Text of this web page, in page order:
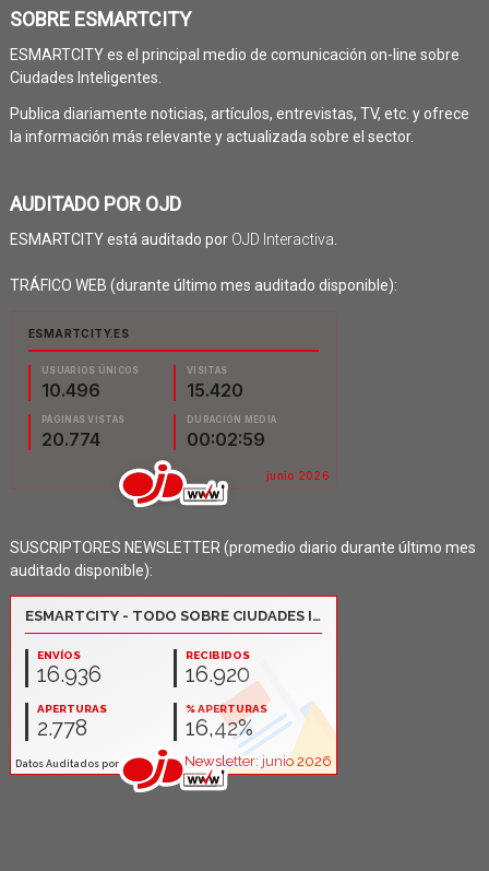
SOBRE ESMARTCITY
ESMARTCITY es el principal medio de comunicación on-line sobre
Ciudades Inteligentes.
Publica diariamente noticias, artículos, entrevistas, TV, etc. y ofrece
la información más relevante y actualizada sobre el sector.
AUDITADO POR OJD
ESMARTCITY está auditado por OJD Interactiva
TRÁFICO WEB (durante último mes auditado disponible):
SUSCRIPTORES NEWSLETTER (promedio diario durante último mes
auditado disponible):